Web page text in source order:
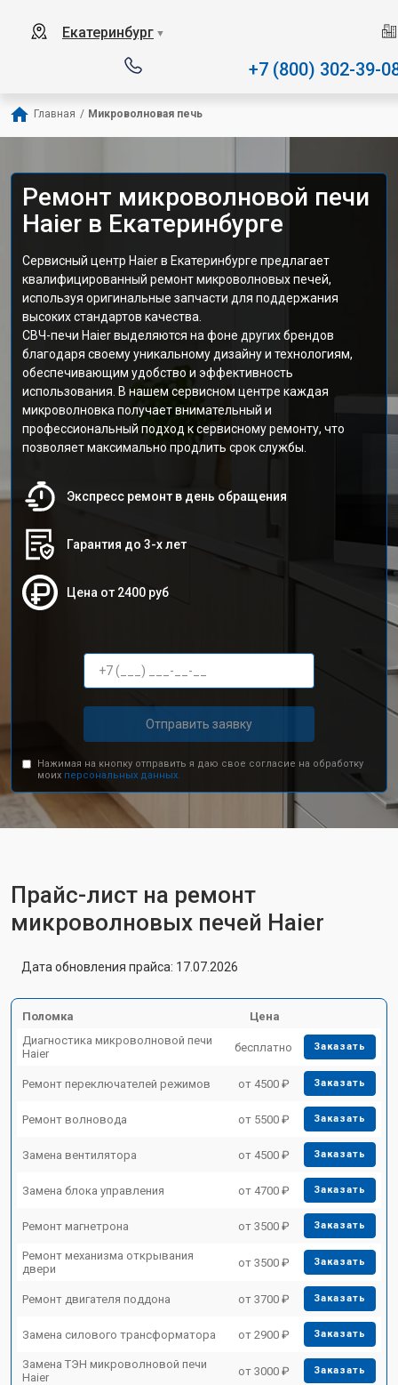
Екатеринбург ▼
+7 (800) 302-39-
Главная / Микроволновая печь
Ремонт микроволновой печи
Haier в Екатеринбурге
Сервисный центр Haier в Екатеринбурге предлагает
квалифицированный ремонт микроволновых печей,
используя оригинальные запчасти для поддержания
высоких стандартов качества.
СВЧ-печи Haier выделяются на фоне других брендов
благодаря своему уникальному дизайну и технологиям,
обеспечивающим удобство и эффективность
использования. В нашем сервисном центре каждая
микроволновка получает внимательный и
профессиональный подход к сервисному ремонту, что
позволяет максимально продлить срок службы.
Экспресс ремонт в день обращения
Гарантия до 3-х лет
Цена от 2400 руб
Отправить заявку
Нажимая на кнопку отправить я даю свое согласие на обработку
моих персональных данных.
Прайс-лист на ремонт
микроволновых печей Haier
Дата обновления прайса: 17.07.2026
Поломка
Цена
Диагностика микроволновой печи
Haier
бесплатно Заказать
Ремонт переключателей режимов от 4500 ₽ Заказать
Ремонт волновода от 5500 ₽ Заказать
Замена вентилятора от 4500 ₽ Заказать
Замена блока управления от 4700 ₽ Заказать
Ремонт магнетрона от 3500 ₽ Заказать
Ремонт механизма открывания
двери
от 3500 ₽ Заказать
Ремонт двигателя поддона от 3700 ₽ Заказать
Замена силового трансформатора от 2900 ₽ Заказать
Замена ТЭН микроволновой печи
Haier
от 3000 ₽ Заказать